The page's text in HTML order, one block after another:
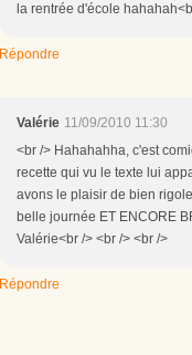
la rentrée d'école
Répondre
Valérie 11/09/2010 11:30
<br /> Hahahahha, c'est
recette qui vu le texte lui
avons le plaisir de bien
belle journée ET ENCORE
Valérie<br /> <br /> <br />
Répondre